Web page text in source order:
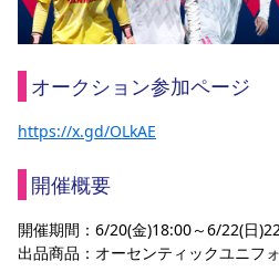
オークション参加ページ
https://x.gd/OLkAE
開催概要
開催期間： 6/20(金)18:00～6/22(日
出品商品： オーセンティックユニフ